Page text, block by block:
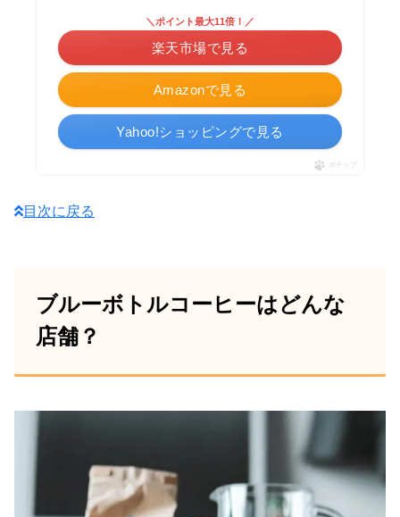
ブルーボトルの羊羹、め…ちゃくちゃ美
味しかった…なんかフィグとか色々入っ
てるし…珈琲に合います。
pic.twitter.com/LTqeiLhcMd
November 28,
コーヒーと和菓子の組み合わせって本当
イチジクとかくるみとかシナモンとか入
Amazonで見る
＼ポイント最大11倍！／
楽天市場で見る
Yahoo!ショッピングで見る
ポチップ
目次に戻る
ブルーボトルコーヒーはどんな
店舗？